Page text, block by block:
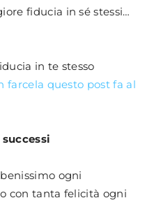
fiducia in sé stessi…
in te stesso
farcela questo post fa al
ogni
con tanta felicità ogni